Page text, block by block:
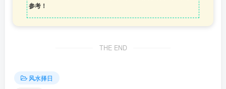
参考！
THE END
风水择日